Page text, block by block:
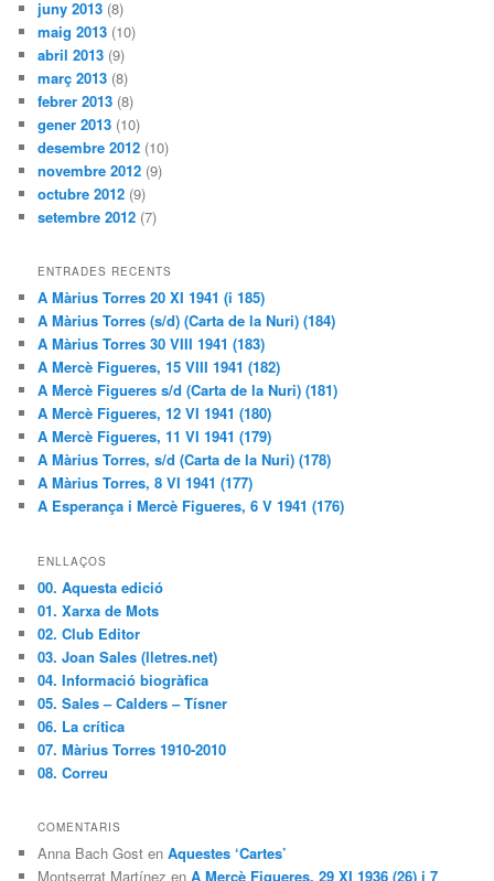
juny 2013 (8)
maig 2013 (10)
abril 2013 (9)
març 2013 (8)
febrer 2013 (8)
gener 2013 (10)
desembre 2012 (10)
novembre 2012 (9)
octubre 2012 (9)
setembre 2012 (7)
ENTRADES RECENTS
A Màrius Torres 20 XI 1941 (i 185)
A Màrius Torres (s/d) (Carta de la Nuri) (184)
A Màrius Torres 30 VIII 1941 (183)
A Mercè Figueres, 15 VIII 1941 (182)
A Mercè Figueres s/d (Carta de la Nuri) (181)
A Mercè Figueres, 12 VI 1941 (180)
A Mercè Figueres, 11 VI 1941 (179)
A Màrius Torres, s/d (Carta de la Nuri) (178)
A Màrius Torres, 8 VI 1941 (177)
A Esperança i Mercè Figueres, 6 V 1941 (176)
ENLLAÇOS
00. Aquesta edició
01. Xarxa de Mots
02. Club Editor
03. Joan Sales (lletres.net)
04. Informació biogràfica
05. Sales – Calders – Tísner
06. La crítica
07. Màrius Torres 1910-2010
08. Correu
COMENTARIS
Anna Bach Gost enAquestes ‘Cartes’
Montserrat Martínez enA Mercè Figueres, 29 XI 1936 (26) i 7